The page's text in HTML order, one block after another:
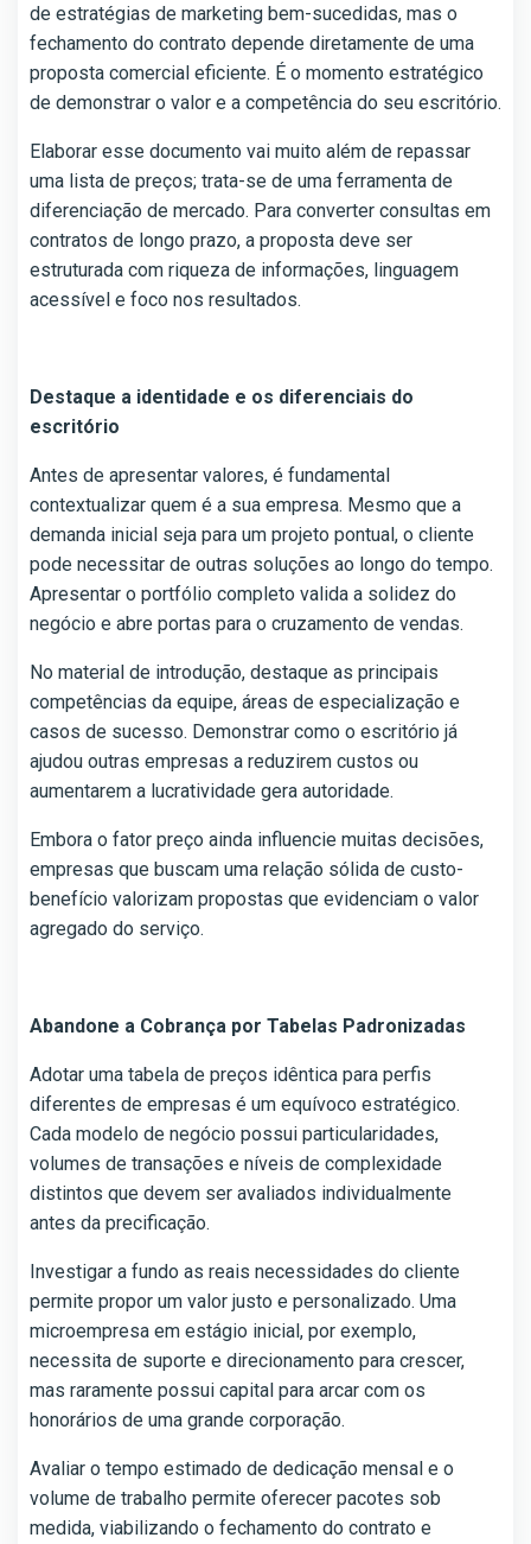
de estratégias de marketing bem-sucedidas, mas o
fechamento do contrato depende diretamente de uma
proposta comercial eficiente. É o momento estratégico
de demonstrar o valor e a competência do seu escritório.
Elaborar esse documento vai muito além de repassar
uma lista de preços; trata-se de uma ferramenta de
diferenciação de mercado. Para converter consultas em
contratos de longo prazo, a proposta deve ser
estruturada com riqueza de informações, linguagem
acessível e foco nos resultados.
Destaque a identidade e os diferenciais do
escritório
Antes de apresentar valores, é fundamental
contextualizar quem é a sua empresa. Mesmo que a
demanda inicial seja para um projeto pontual, o cliente
pode necessitar de outras soluções ao longo do tempo.
Apresentar o portfólio completo valida a solidez do
negócio e abre portas para o cruzamento de vendas.
No material de introdução, destaque as principais
competências da equipe, áreas de especialização e
casos de sucesso. Demonstrar como o escritório já
ajudou outras empresas a reduzirem custos ou
aumentarem a lucratividade gera autoridade.
Embora o fator preço ainda influencie muitas decisões,
empresas que buscam uma relação sólida de custo-
benefício valorizam propostas que evidenciam o valor
agregado do serviço.
Abandone a Cobrança por Tabelas Padronizadas
Adotar uma tabela de preços idêntica para perfis
diferentes de empresas é um equívoco estratégico.
Cada modelo de negócio possui particularidades,
volumes de transações e níveis de complexidade
distintos que devem ser avaliados individualmente
antes da precificação.
Investigar a fundo as reais necessidades do cliente
permite propor um valor justo e personalizado. Uma
microempresa em estágio inicial, por exemplo,
necessita de suporte e direcionamento para crescer,
mas raramente possui capital para arcar com os
honorários de uma grande corporação.
Avaliar o tempo estimado de dedicação mensal e o
volume de trabalho permite oferecer pacotes sob
medida, viabilizando o fechamento do contrato e